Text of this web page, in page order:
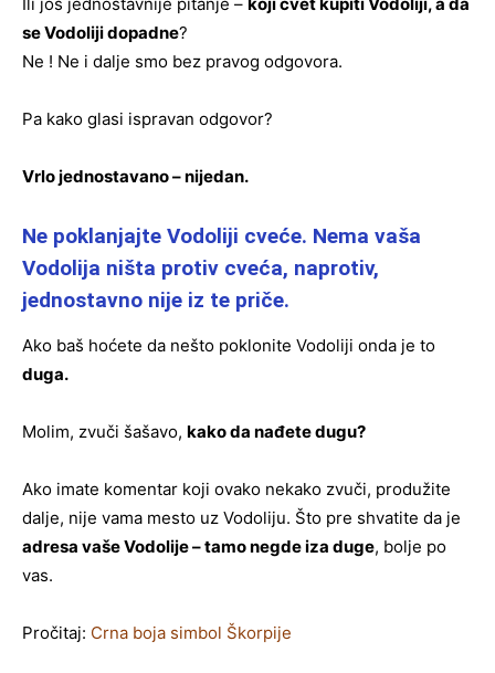
Ili još jednostavnije pitanje – koji cvet kupiti Vodoliji, a da
se Vodoliji dopadne?
Ne ! Ne i dalje smo bez pravog odgovora.
Pa kako glasi ispravan odgovor?
Vrlo jednostavano – nijedan.
Ne poklanjajte Vodoliji cveće. Nema vaša
Vodolija ništa protiv cveća, naprotiv,
jednostavno nije iz te priče.
Ako baš hoćete da nešto poklonite Vodoliji onda je to
duga.
Molim, zvuči šašavo, kako da nađete dugu?
Ako imate komentar koji ovako nekako zvuči, produžite
dalje, nije vama mesto uz Vodoliju. Što pre shvatite da je
adresa vaše Vodolije – tamo negde iza duge, bolje po
vas.
Pročitaj: Crna boja simbol Škorpije